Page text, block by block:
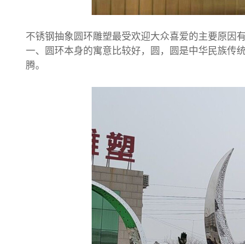
不锈钢抽象圆环雕塑最受欢迎大众喜爱的主要原因有
一、圆环本身的寓意比较好，圆，圆是中华民族传
腾。